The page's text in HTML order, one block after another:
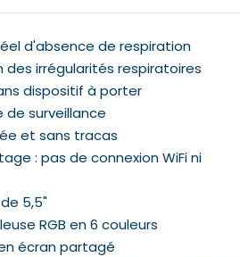
d'absence de respiration
irrégularités respiratoires
dispositif à porter
de surveillance
et sans tracas
: pas de connexion WiFi ni
de 5,5"
RGB en 6 couleurs
écran partagé